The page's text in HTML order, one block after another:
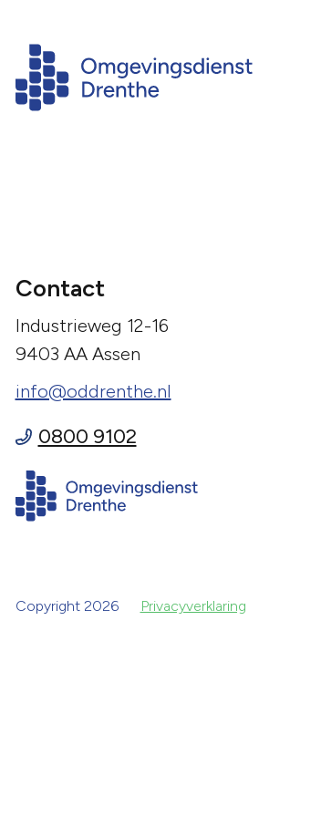
Contact
Industrieweg 12-16
9403 AA Assen
info@oddrenthe.nl
0800 9102
Copyright 2026 Privacyverklaring